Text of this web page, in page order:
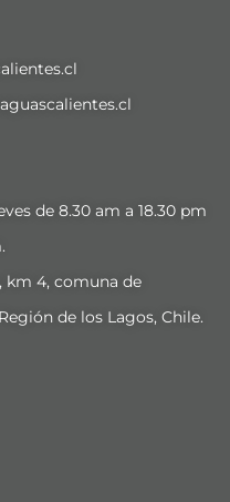
de 8.30 am a 18.30 pm
km 4, comuna de
de los Lagos, Chile.